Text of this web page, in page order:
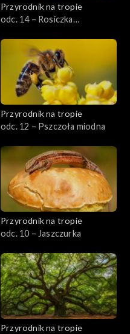
Przyrodnik na tropie
odc. 14 – Rosiczka
Przyrodnik na tropie
odc. 12 – Pszczoła miodna
Przyrodnik na tropie
odc. 10 – Jaszczurka
Przyrodnik na tropie